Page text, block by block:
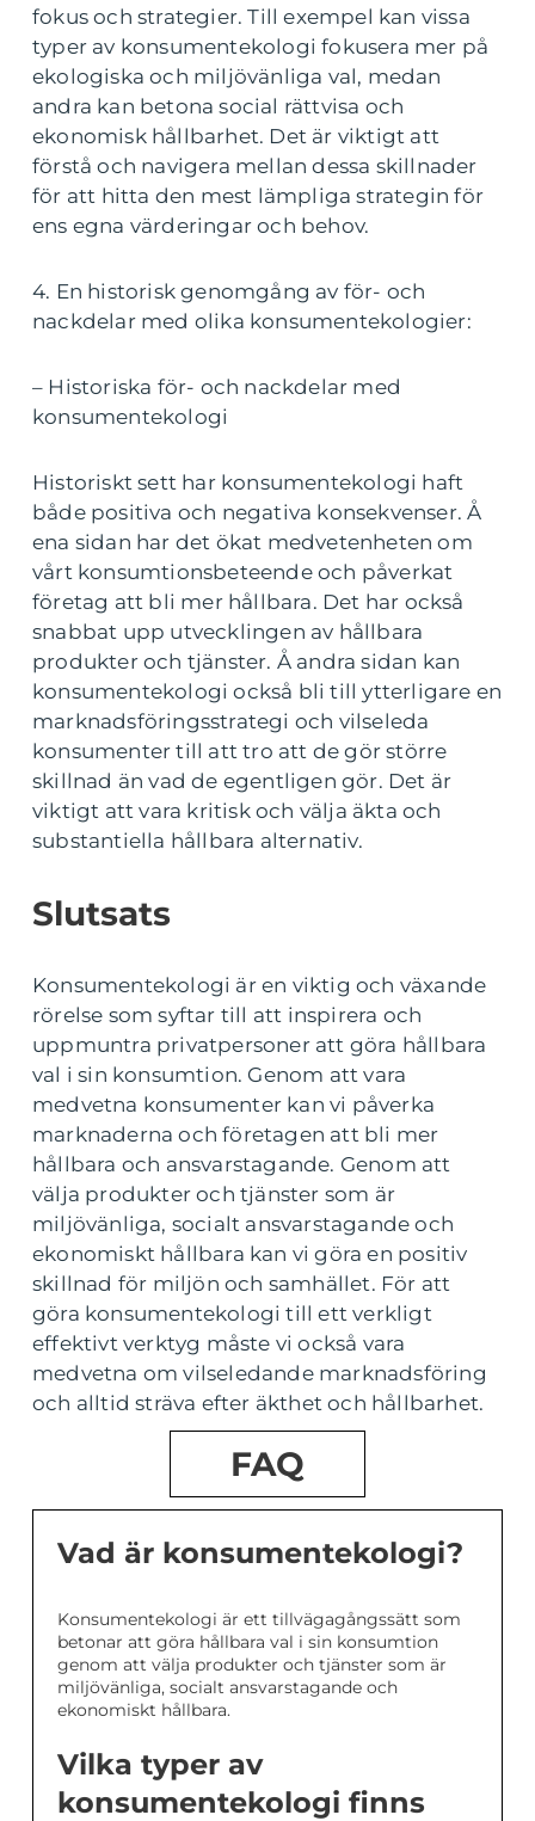
fokus och strategier. Till exempel kan vissa
typer av konsumentekologi fokusera mer på
ekologiska och miljövänliga val, medan
andra kan betona social rättvisa och
ekonomisk hållbarhet. Det är viktigt att
förstå och navigera mellan dessa skillnader
för att hitta den mest lämpliga strategin för
ens egna värderingar och behov.
4. En historisk genomgång av för- och
nackdelar med olika konsumentekologier:
– Historiska för- och nackdelar med
konsumentekologi
Historiskt sett har konsumentekologi haft
både positiva och negativa konsekvenser. Å
ena sidan har det ökat medvetenheten om
vårt konsumtionsbeteende och påverkat
företag att bli mer hållbara. Det har också
snabbat upp utvecklingen av hållbara
produkter och tjänster. Å andra sidan kan
konsumentekologi också bli till ytterligare en
marknadsföringsstrategi och vilseleda
konsumenter till att tro att de gör större
skillnad än vad de egentligen gör. Det är
viktigt att vara kritisk och välja äkta och
substantiella hållbara alternativ.
Slutsats
Konsumentekologi är en viktig och växande
rörelse som syftar till att inspirera och
uppmuntra privatpersoner att göra hållbara
val i sin konsumtion. Genom att vara
medvetna konsumenter kan vi påverka
marknaderna och företagen att bli mer
hållbara och ansvarstagande. Genom att
välja produkter och tjänster som är
miljövänliga, socialt ansvarstagande och
ekonomiskt hållbara kan vi göra en positiv
skillnad för miljön och samhället. För att
göra konsumentekologi till ett verkligt
effektivt verktyg måste vi också vara
medvetna om vilseledande marknadsföring
och alltid sträva efter äkthet och hållbarhet.
FAQ
Vad är konsumentekologi?
Konsumentekologi är ett tillvägagångssätt som
betonar att göra hållbara val i sin konsumtion
genom att välja produkter och tjänster som är
miljövänliga, socialt ansvarstagande och
ekonomiskt hållbara.
Vilka typer av
konsumentekologi finns